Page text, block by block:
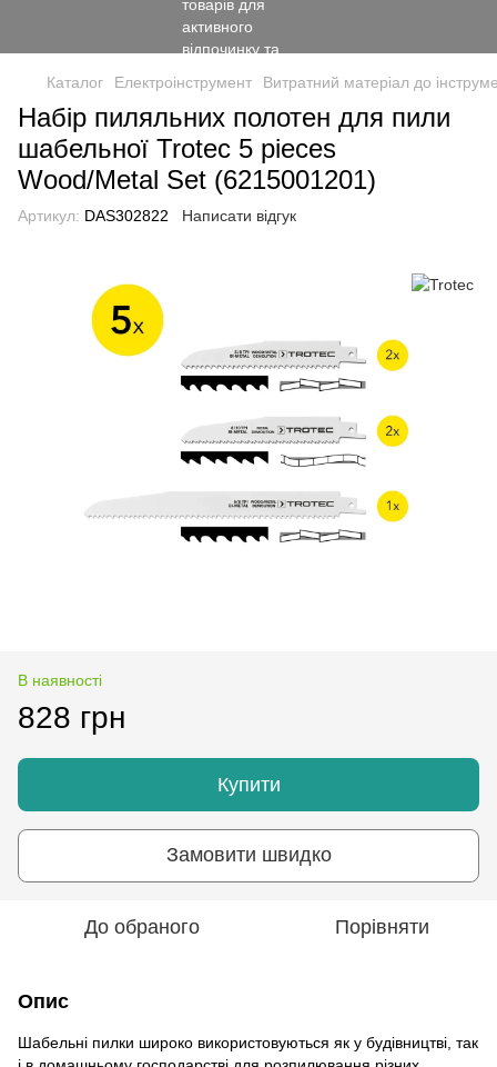
Каталог Електроінструмент Витратний матеріал до
Набір пиляльних полотен для пили
шабельної Trotec 5 pieces
Wood/Metal Set (6215001201)
Артикул: DAS302822 Написати відгук
В наявності
828 грн
Купити
Замовити швидко
До обраного Порівняти
Опис
Шабельні пилки широко використовуються як у будівництві, так